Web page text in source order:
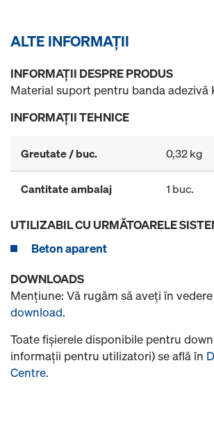
ALTE INFORMAŢII
INFORMAŢII DESPRE PRODUS
Material suport pentru banda adezivă
INFORMAŢII TEHNICE
Greutate / buc. 0,32 kg
Cantitate ambalaj 1 buc.
UTILIZABIL CU URMĂTOARELE
Beton aparent
DOWNLOADS
Menţiune: Vă rugăm să aveţi în vedere
download.
Toate fişierele disponibile pentru
informaţii pentru utilizatori) se află în
Centre.